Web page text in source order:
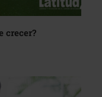
crecer?